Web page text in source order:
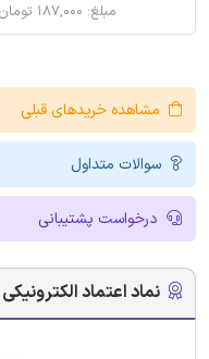
مبلغ: ۱۸۷,۰۰۰ تومان
مشاهده خریدهای قبلی
سوالات متداول
درخواست پشتیبانی
نماد اعتماد الکترونیکی